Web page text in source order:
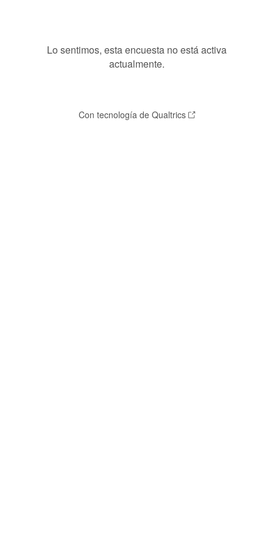
Lo sentimos, esta encuesta no está activa
actualmente.
Con tecnología de Qualtrics